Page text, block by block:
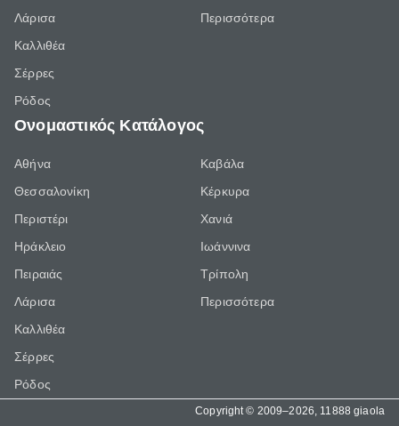
Λάρισα
Καλλιθέα
Σέρρες
Ρόδος
Περισσότερα
Ονομαστικός Κατάλογος
Αθήνα
Θεσσαλονίκη
Περιστέρι
Ηράκλειο
Πειραιάς
Λάρισα
Καλλιθέα
Σέρρες
Ρόδος
Καβάλα
Κέρκυρα
Χανιά
Ιωάννινα
Τρίπολη
Περισσότερα
Copyright © 2009–2026, 11888 giaola